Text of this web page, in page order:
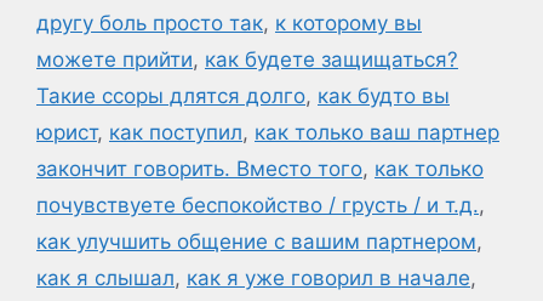
другу боль просто так, к которому вы
можете прийти, как будете защищаться?
Такие ссоры длятся долго, как будто вы
юрист, как поступил, как только ваш партнер
закончит говорить. Вместо того, как только
почувствуете беспокойство / грусть / и т.д.,
как улучшить общение с вашим партнером,
как я слышал, как я уже говорил в начале,